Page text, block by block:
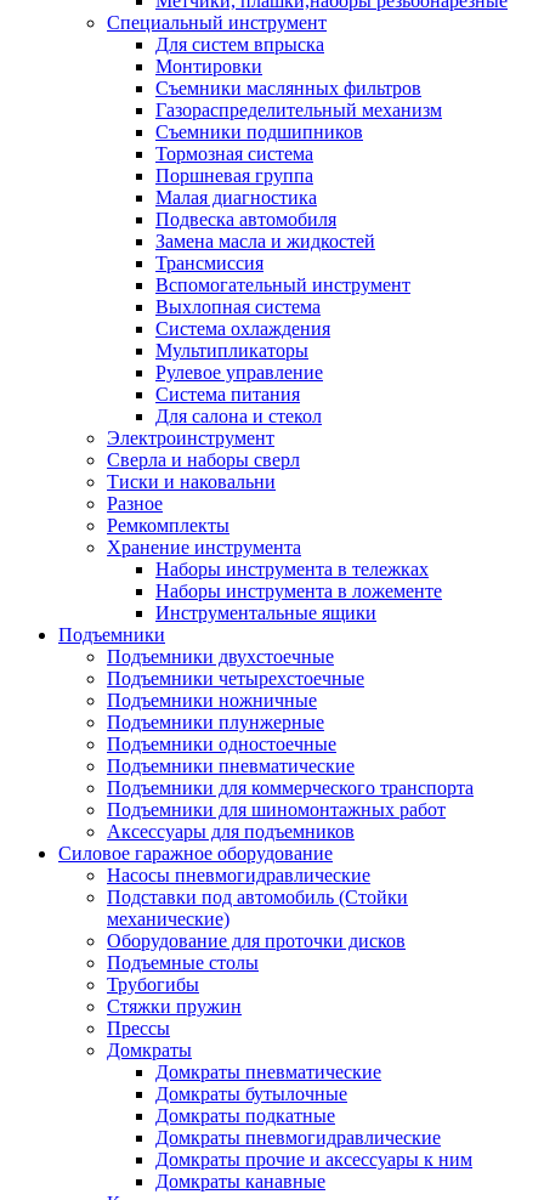
Специальный инструмент
Для систем впрыска
Монтировки
Съемники маслянных фильтров
Газораспределительный механизм
Съемники подшипников
Тормозная система
Поршневая группа
Малая диагностика
Подвеска автомобиля
Замена масла и жидкостей
Трансмиссия
Вспомогательный инструмент
Выхлопная система
Система охлаждения
Мультипликаторы
Рулевое управление
Система питания
Для салона и стекол
Электроинструмент
Сверла и наборы сверл
Тиски и наковальни
Разное
Ремкомплекты
Хранение инструмента
Наборы инструмента в тележках
Наборы инструмента в ложементе
Инструментальные ящики
Подъемники
Подъемники двухстоечные
Подъемники четырехстоечные
Подъемники ножничные
Подъемники плунжерные
Подъемники одностоечные
Подъемники пневматические
Подъемники для коммерческого транспорта
Подъемники для шиномонтажных работ
Аксессуары для подъемников
Силовое гаражное оборудование
Насосы пневмогидравлические
Подставки под автомобиль (Стойки
механические)
Оборудование для проточки дисков
Подъемные столы
Трубогибы
Стяжки пружин
Прессы
Домкраты
Домкраты пневматические
Домкраты бутылочные
Домкраты подкатные
Домкраты пневмогидравлические
Домкраты прочие и аксессуары к ним
Домкраты канавные